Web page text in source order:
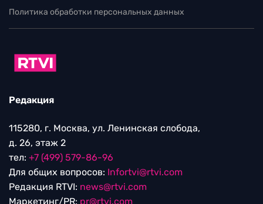
Политика обработки персональных данных
Редакция
115280, г. Москва, ул. Ленинская слобода,
д. 26, этаж 2
тел: +7 (499) 579-86-96
Для общих вопросов: Infortvi@rtvi.com
Редакция RTVI: news@rtvi.com
Маркетинг/PR: pr@rtvi.com